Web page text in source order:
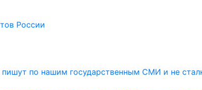
России
по нашим государственным СМИ и не